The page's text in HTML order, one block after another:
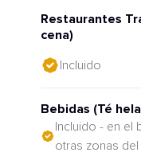
Restaurantes
cena)
Incluido
Bebidas (Té
Incluido - en el
otras zonas del